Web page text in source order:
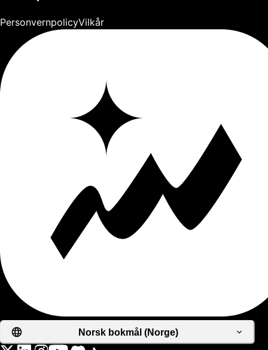
PersonvernpolicyVilkår
Norsk bokmål (Norge)